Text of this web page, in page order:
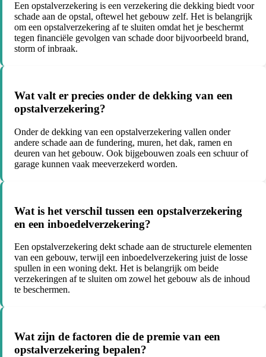
Een opstalverzekering is een verzekering die dekking biedt voor
schade aan de opstal, oftewel het gebouw zelf. Het is belangrijk
om een opstalverzekering af te sluiten omdat het je beschermt
tegen financiële gevolgen van schade door bijvoorbeeld brand,
storm of inbraak.
Wat valt er precies onder de dekking van een
opstalverzekering?
Onder de dekking van een opstalverzekering vallen onder
andere schade aan de fundering, muren, het dak, ramen en
deuren van het gebouw. Ook bijgebouwen zoals een schuur of
garage kunnen vaak meeverzekerd worden.
Wat is het verschil tussen een opstalverzekering
en een inboedelverzekering?
Een opstalverzekering dekt schade aan de structurele elementen
van een gebouw, terwijl een inboedelverzekering juist de losse
spullen in een woning dekt. Het is belangrijk om beide
verzekeringen af te sluiten om zowel het gebouw als de inhoud
te beschermen.
Wat zijn de factoren die de premie van een
opstalverzekering bepalen?